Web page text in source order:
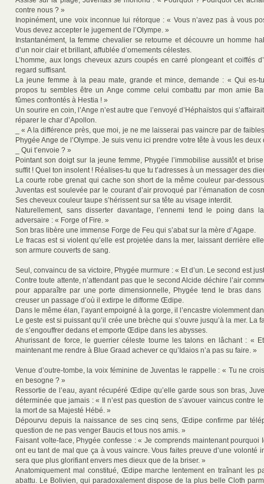
contre nous ? »
Inopinément, une voix inconnue lui rétorque : « Vous n’avez pas à vous
Vous devez accepter le jugement de l’Olympe. »
Instantanément, la femme chevalier se retourne et découvre un homme
d’un noir clair et brillant, affublée d’ornements célestes.
L’homme, aux longs cheveux azurs coupés en carré plongeant et coiffés
regard suffisant.
La jeune femme à la peau mate, grande et mince, demande : « Qui es-
propos tu sembles être un Ange comme celui combattu par mon amie
fûmes confrontés à Hestia ! »
Un sourire en coin, l’Ange n’est autre que l’envoyé d’Héphaïstos qui
réparer le char d’Apollon.
_ « A la différence près, que moi, je ne me laisserai pas vaincre par de
Phygée Ange de l’Olympe. Je suis venu ici prendre votre tête à vous les deux
_ Qui t’envoie ? »
Pointant son doigt sur la jeune femme, Phygée l’immobilise aussitôt et
suffit ! Quel ton insolent ! Réalises-tu que tu t’adresses à un messager des
La courte robe grenat qui cache son short de la même couleur par-
Juventas est soulevée par le courant d’air provoqué par l’émanation de
Ses cheveux couleur taupe s’hérissent sur sa tête au visage interdit.
Naturellement, sans disserter davantage, l’ennemi tend le poing dans
adversaire : « Forge of Fire. »
Son bras libère une immense Forge de Feu qui s’abat sur la mère d’Agape.
Le fracas est si violent qu’elle est projetée dans la mer, laissant derrière
son armure couverts de sang.
Seul, convaincu de sa victoire, Phygée murmure : « Et d’un. Le second est
Contre toute attente, n’attendant pas que le second Alcide déchire l’air
pour apparaître par une porte dimensionnelle, Phygée tend le bras
creuser un passage d’où il extirpe le difforme Œdipe.
Dans le même élan, l’ayant empoigné à la gorge, il l’encastre violemment
Le geste est si puissant qu’il crée une brèche qui s’ouvre jusqu’à la mer. La
de s’engouffrer dedans et emporte Œdipe dans les abysses.
Ahurissant de force, le guerrier céleste tourne les talons en lâchant : «
maintenant me rendre à Blue Graad achever ce qu’Idaios n’a pas su faire. »
Venue d’outre-tombe, la voix féminine de Juventas le rappelle : « Tu ne
en besogne ? »
Ressortie de l’eau, ayant récupéré Œdipe qu’elle garde sous son bras,
déterminée que jamais : « Il n’est pas question de s’avouer vaincus contre
la mort de sa Majesté Hébé. »
Dépourvu depuis la naissance de ses cinq sens, Œdipe confirme par
question de ne pas venger Baucis et tous nos amis. »
Faisant volte-face, Phygée confesse : « Je comprends maintenant pourquoi
ont eu tant de mal que ça à vous vaincre. Vous faites preuve d’une volonté
sera que plus glorifiant envers mes dieux que de la briser. »
Anatomiquement mal constitué, Œdipe marche lentement en traînant les
abattu. Le Bolivien, qui paradoxalement dispose de la plus belle Cloth